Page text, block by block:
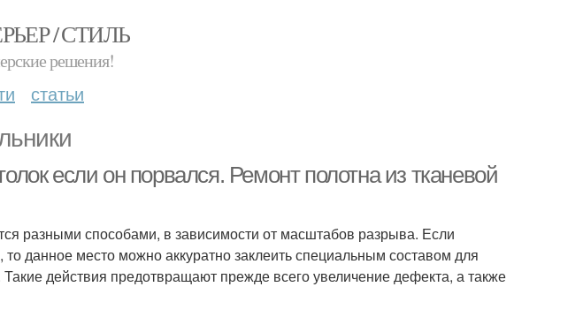
/ СТИЛЬ
решения!
статьи
если он порвался. Ремонт полотна из тканевой
разными способами, в зависимости от масштабов разрыва. Если
данное место можно аккуратно заклеить специальным составом для
Такие действия предотвращают прежде всего увеличение дефекта, а также